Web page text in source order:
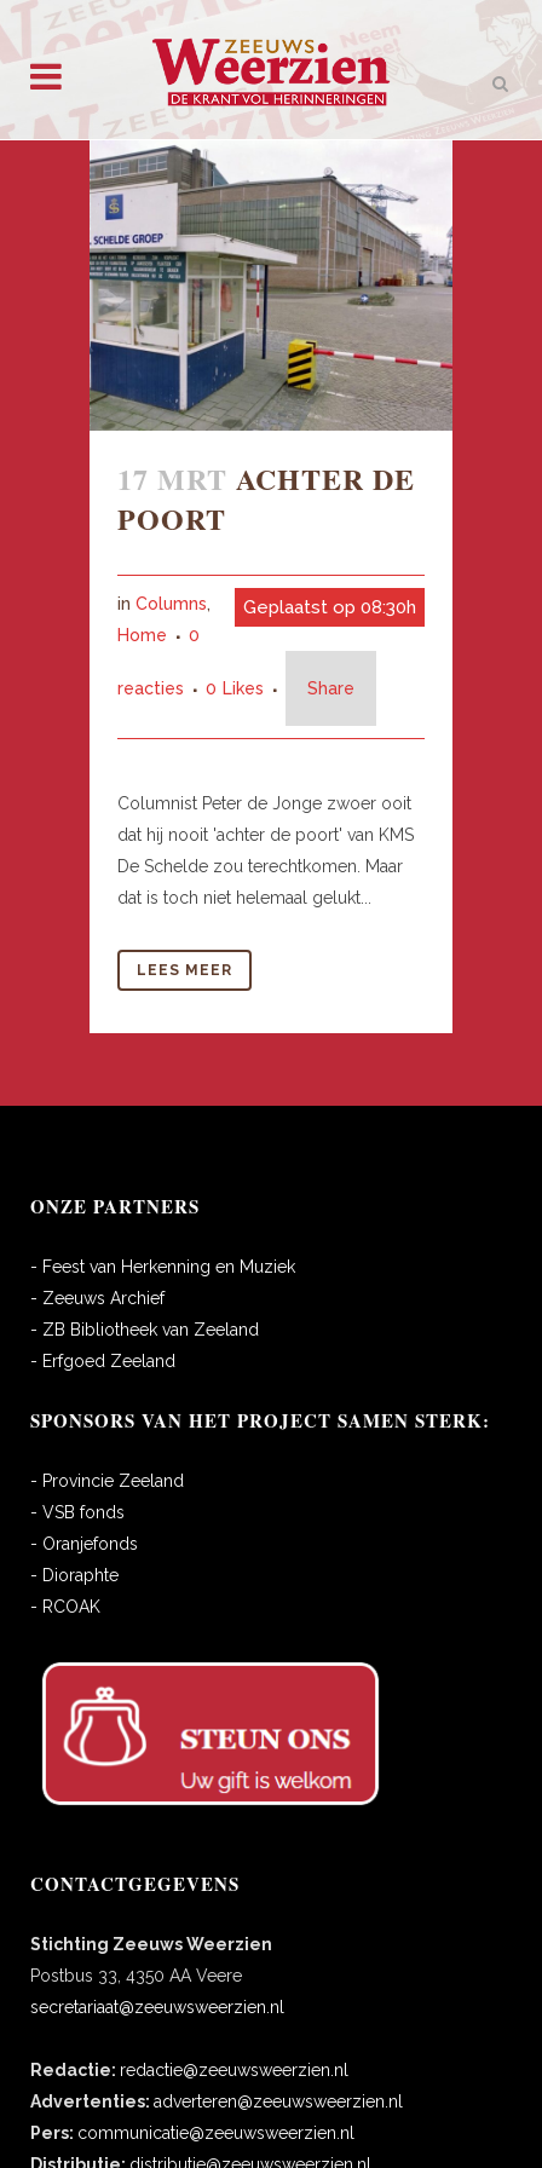
17 MRT ACHTER DE
POORT
Geplaatst op 08:30h
in Columns,
Home
0
reacties 0 Likes Share
Columnist Peter de Jonge zwoer ooit
dat hij nooit 'achter de poort' van KMS
De Schelde zou terechtkomen. Maar
dat is toch niet helemaal gelukt...
LEES MEER
ONZE PARTNERS
- Feest van Herkenning en Muziek
- Zeeuws Archief
- ZB Bibliotheek van Zeeland
- Erfgoed Zeeland
SPONSORS VAN HET PROJECT SAMEN STERK:
- Provincie Zeeland
- VSB fonds
- Oranjefonds
- Dioraphte
- RCOAK
CONTACTGEGEVENS
Stichting Zeeuws Weerzien
Postbus 33, 4350 AA Veere
secretariaat@zeeuwsweerzien.nl
Redactie: redactie@zeeuwsweerzien.nl
Advertenties: adverteren@zeeuwsweerzien.nl
Pers: communicatie@zeeuwsweerzien.nl